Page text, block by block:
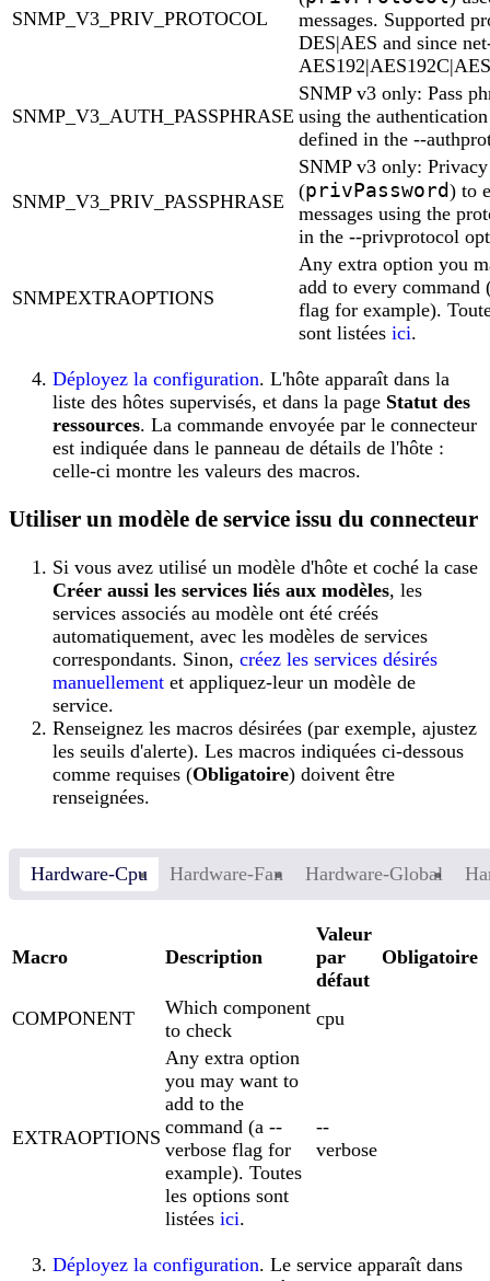
SNMP_V3_PRIV_PROTOCOL
messages. Supported
DES|AES and since
SNMP_V3_AUTH_PASSPHRASE
SNMP v3 only: Pass
using the
defined in the --
SNMP_V3_PRIV_PASSPHRASE
SNMP v3 only: Privacy
(privPassword) to
messages using the
in the --privprotocol
SNMPEXTRAOPTIONS
Any extra option you
add to every command
flag for example).
sont listées ici.
Déployez la configuration. L'hôte apparaît dans la
liste des hôtes supervisés, et dans la page Statut des
ressources. La commande envoyée par le connecteur
est indiquée dans le panneau de détails de l'hôte :
celle-ci montre les valeurs des macros.
Utiliser un modèle de service issu du connecteur
Si vous avez utilisé un modèle d'hôte et coché la case
Créer aussi les services liés aux modèles, les
services associés au modèle ont été créés
automatiquement, avec les modèles de services
correspondants. Sinon, créez les services désirés
manuellement et appliquez-leur un modèle de
service.
Renseignez les macros désirées (par exemple, ajustez
les seuils d'alerte). Les macros indiquées ci-dessous
comme requises (Obligatoire) doivent être
renseignées.
Hardware-Cpu Hardware-Fan Hardware-Global
Macro Description
Valeur
par
défaut
Obligatoire
COMPONENT
Which component
to check
cpu
EXTRAOPTIONS
Any extra option
you may want to
add to the
command (a --
verbose flag for
example). Toutes
les options sont
listées ici.
--
verbose
Déployez la configuration. Le service apparaît dans